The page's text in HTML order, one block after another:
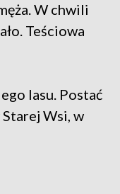
W chwili
Teściowa
lasu. Postać
Wsi, w